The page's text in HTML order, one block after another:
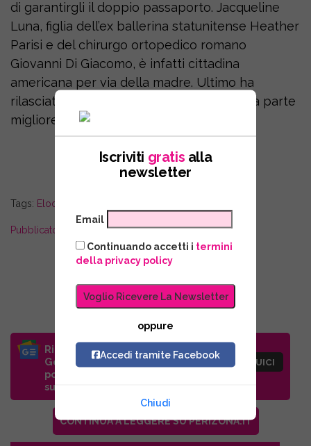
di garantirgli il doppio passaporto. Jacqueline
Luna, figlia dell’ex ballerina statunitense Heather
Parisi e del chirurgo ortopedico romano
Giovanni Di Giacomo, è infatti cittadina
americana per via della madre. Ultimo ha
rilasciato una nuova canzone dal titolo “La parte
migliore di me” dedicata al figlio.
Tags: Elodie
Pubblicato il 07/12/2024 15:04
Ricevi le nostre ultime notizie da
Google News: clicca su SEGUICI,
poi nella nuova schermata clicca
sul pulsante con la stella!
SEGUICI
CONTINUA A LEGGERE SU PERIZONA.IT
Iscriviti gratis alla
newsletter
Email
Continuando accetti i termini
della privacy policy
oppure
Accedi tramite Facebook
Chiudi